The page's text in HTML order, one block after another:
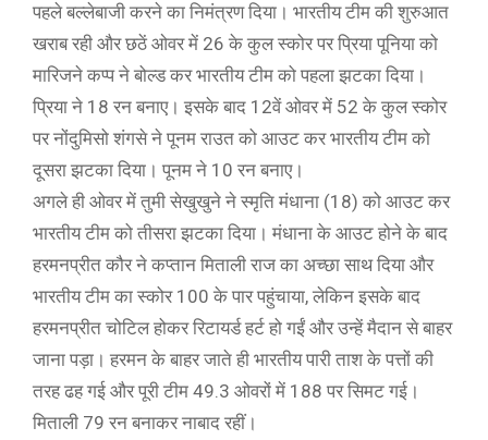
पहले बल्लेबाजी करने का निमंत्रण दिया। भारतीय टीम की शुरुआत
खराब रही और छठें ओवर में 26 के कुल स्कोर पर प्रिया पूनिया को
मारिजने कप्प ने बोल्ड कर भारतीय टीम को पहला झटका दिया।
प्रिया ने 18 रन बनाए। इसके बाद 12वें ओवर में 52 के कुल स्कोर
पर नोंदुमिसो शंगसे ने पूनम राउत को आउट कर भारतीय टीम को
दूसरा झटका दिया। पूनम ने 10 रन बनाए।
अगले ही ओवर में तुमी सेखुखुने ने स्मृति मंधाना (18) को आउट कर
भारतीय टीम को तीसरा झटका दिया। मंधाना के आउट होने के बाद
हरमनप्रीत कौर ने कप्तान मिताली राज का अच्छा साथ दिया और
भारतीय टीम का स्कोर 100 के पार पहुंचाया, लेकिन इसके बाद
हरमनप्रीत चोटिल होकर रिटायर्ड हर्ट हो गईं और उन्हें मैदान से बाहर
जाना पड़ा। हरमन के बाहर जाते ही भारतीय पारी ताश के पत्तों की
तरह ढह गई और पूरी टीम 49.3 ओवरों में 188 पर सिमट गई।
मिताली 79 रन बनाकर नाबाद रहीं।